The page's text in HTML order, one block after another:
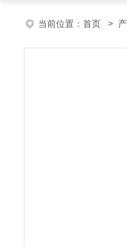
当前位置： 首页 >